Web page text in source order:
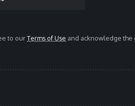
to ourTerms of Use and acknowledge the